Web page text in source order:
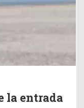
la entrada